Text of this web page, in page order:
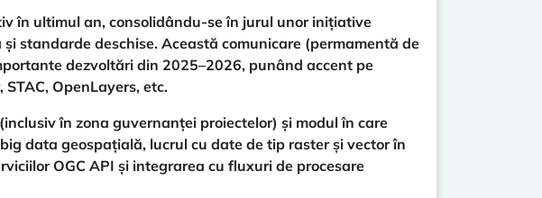
în ultimul an, consolidându-se în jurul unor inițiative
standarde deschise. Această comunicare (permamentă de
dezvoltări din 2025–2026, punând accent pe
STAC, OpenLayers, etc.
în zona guvernanței proiectelor) și modul în care
data geospațială, lucrul cu date de tip raster și vector în
OGC API și integrarea cu fluxuri de procesare